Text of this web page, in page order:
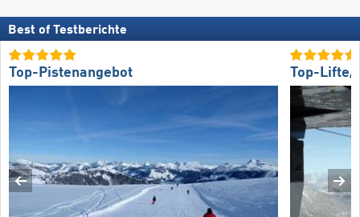
Best of Testberichte
Top-Pistenangebot Top-Lifte/